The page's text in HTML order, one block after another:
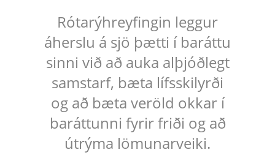
Rótarýhreyfingin leggur
áherslu á sjö þætti í baráttu
sinni við að auka alþjóðlegt
samstarf, bæta lífsskilyrði
og að bæta veröld okkar í
baráttunni fyrir friði og að
útrýma lömunarveiki.